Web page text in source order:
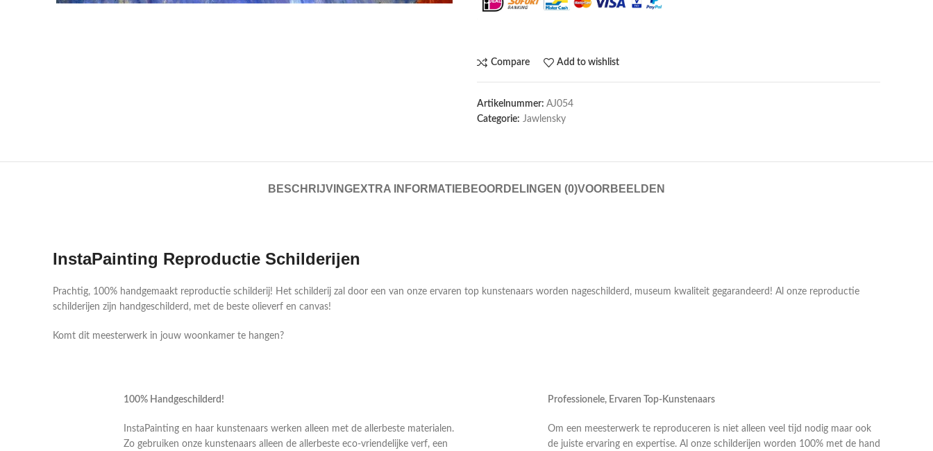
Compare Add to wishlist
Artikelnummer: AJ054
Categorie: Jawlensky
BESCHRIJVINGEXTRA INFORMATIE BEOORDELINGEN (0)VOORBEELDEN
InstaPainting Reproductie Schilderijen
Prachtig, 100% handgemaakt reproductie schilderij! Het schilderij zal door een van onze ervaren top kunstenaars worden nageschilderd, museum kwaliteit gegarandeerd! Al onze reproductie
schilderijen zijn handgeschilderd, met de beste olieverf en canvas!
Komt dit meesterwerk in jouw woonkamer te hangen?
100% Handgeschilderd!
InstaPainting en haar kunstenaars werken alleen met de allerbeste materialen.
Zo gebruiken onze kunstenaars alleen de allerbeste eco-vriendelijke verf, een
Professionele, Ervaren Top-Kunstenaars
Om een meesterwerk te reproduceren is niet alleen veel tijd nodig maar ook
de juiste ervaring en expertise. Al onze schilderijen worden 100% met de hand